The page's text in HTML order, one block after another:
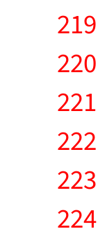
219
220
221
222
223
224